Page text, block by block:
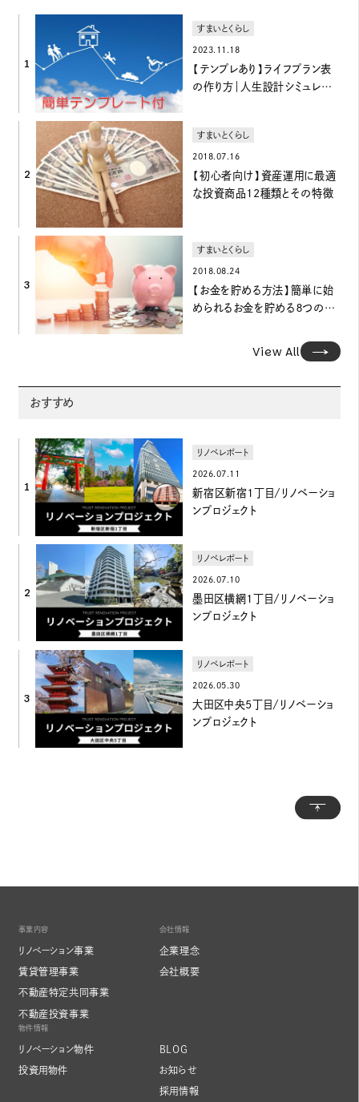
1
すまいとくらし
2023.11.18
【テンプレあり】ライフプラン表
の作り方｜人生設計シミュレーシ
2
すまいとくらし
2018.07.16
【初心者向け】資産運用に最適
な投資商品12種類とその特徴
3
すまいとくらし
2018.08.24
【お金を貯める方法】簡単に始
められるお金を貯める８つの方
View All
おすすめ
1
リノベレポート
2026.07.11
新宿区新宿1丁目/リノベーショ
ンプロジェクト
2
リノベレポート
2026.07.10
墨田区横網1丁目/リノベーショ
ンプロジェクト
3
リノベレポート
2026.05.30
大田区中央5丁目/リノベーショ
ンプロジェクト
ト
事業内容
リノベーション事業
賃貸管理事業
不動産特定共同事業
不動産投資事業
会社情報
企業理念
会社概要
物件情報
リノベーション物件
投資用物件
BLOG
お知らせ
採用情報